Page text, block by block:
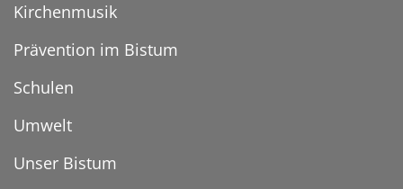
Kirchenmusik
Prävention im Bistum
Schulen
Umwelt
Unser Bistum